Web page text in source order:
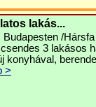
lakás...
/
3 lakásos
konyhával,
>